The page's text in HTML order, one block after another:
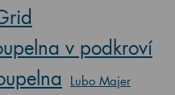
v podkroví
Lubo Majer